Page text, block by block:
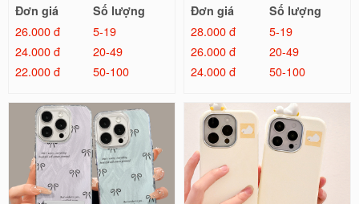
Đơn giá
Số lượng
26.000 đ
5-19
24.000 đ
20-49
22.000 đ
50-100
Đơn giá
Số lượng
28.000 đ
5-19
26.000 đ
20-49
24.000 đ
50-100